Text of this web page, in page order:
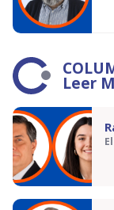
Leer